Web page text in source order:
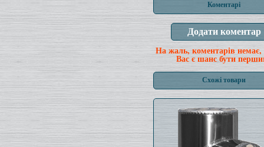
Коментарі
На жаль, коментарів немає,
Вас є шанс бути
Схожі товари